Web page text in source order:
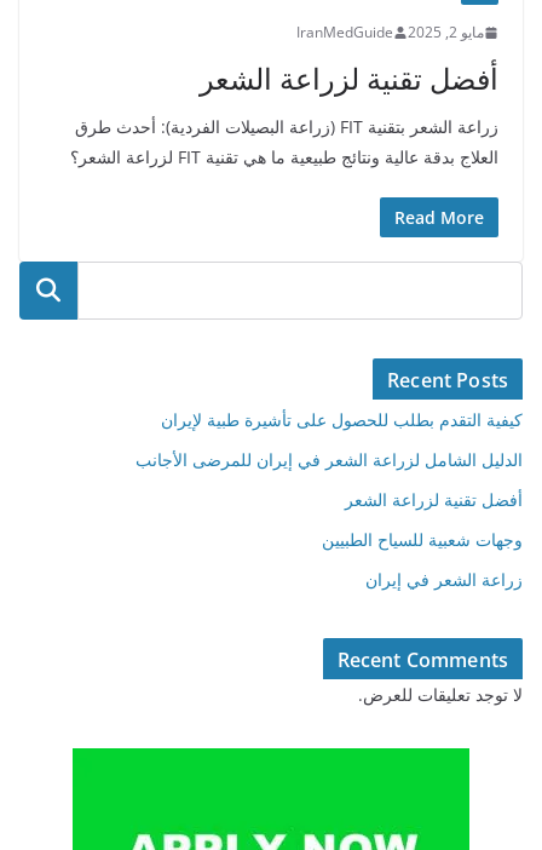
مايو 2, 2025 IranMedGuide
أفضل تقنية لزراعة الشعر
زراعة الشعر بتقنية FIT (زراعة البصيلات الفردية): أحدث طرق
العلاج بدقة عالية ونتائج طبيعية ما هي تقنية FIT لزراعة الشعر؟
Read More
البحث
Recent Posts
كيفية التقدم بطلب للحصول على تأشيرة طبية لإيران
الدليل الشامل لزراعة الشعر في إيران للمرضى الأجانب
أفضل تقنية لزراعة الشعر
وجهات شعبية للسياح الطبيين
زراعة الشعر في إيران
Recent Comments
لا توجد تعليقات للعرض.